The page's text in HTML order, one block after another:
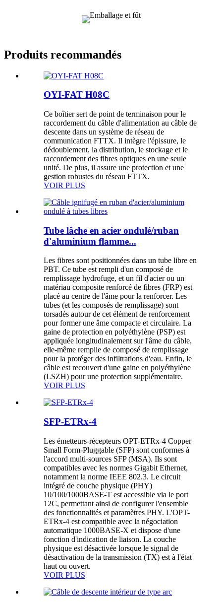
Produits recommandés
OYI-FAT H08C
Ce boîtier sert de point de terminaison pour le
raccordement du câble d'alimentation au câble de
descente dans un système de réseau de
communication FTTX. Il intègre l'épissure, le
dédoublement, la distribution, le stockage et le
raccordement des fibres optiques en une seule
unité. De plus, il assure une protection et une
gestion robustes du réseau FTTX.
VOIR PLUS
Tube lâche en acier ondulé/ruban
d'aluminium flamme...
Les fibres sont positionnées dans un tube libre en
PBT. Ce tube est rempli d'un composé de
remplissage hydrofuge, et un fil d'acier ou un
matériau composite renforcé de fibres (FRP) est
placé au centre de l'âme pour la renforcer. Les
tubes (et les composés de remplissage) sont
torsadés autour de cet élément de renforcement
pour former une âme compacte et circulaire. La
gaine de protection en polyéthylène (PSP) est
appliquée longitudinalement sur l'âme du câble,
elle-même remplie de composé de remplissage
pour la protéger des infiltrations d'eau. Enfin, le
câble est recouvert d'une gaine en polyéthylène
(LSZH) pour une protection supplémentaire.
VOIR PLUS
SFP-ETRx-4
Les émetteurs-récepteurs OPT-ETRx-4 Copper
Small Form-Pluggable (SFP) sont conformes à
l'accord multi-sources SFP (MSA). Ils sont
compatibles avec les normes Gigabit Ethernet,
notamment la norme IEEE 802.3. Le circuit
intégré de couche physique (PHY)
10/100/1000BASE-T est accessible via le port
12C, permettant ainsi de configurer l'ensemble
des fonctionnalités et paramètres PHY. L'OPT-
ETRx-4 est compatible avec la négociation
automatique 1000BASE-X et dispose d'une
fonction d'indication de liaison. La couche
physique est désactivée lorsque le signal de
désactivation de la transmission (TX) est à l'état
haut ou ouvert.
VOIR PLUS